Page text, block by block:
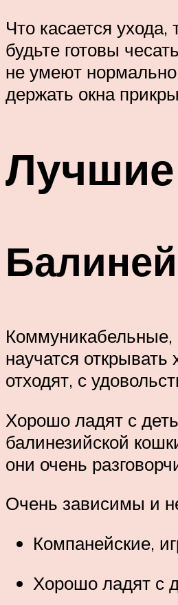
Что касается
будьте готовы
не умеют
держать окна
научатся
отходят, с
Хорошо ладят с
балинезийской
они очень
Очень зависимы и
Компанейские,
Хорошо ладят с